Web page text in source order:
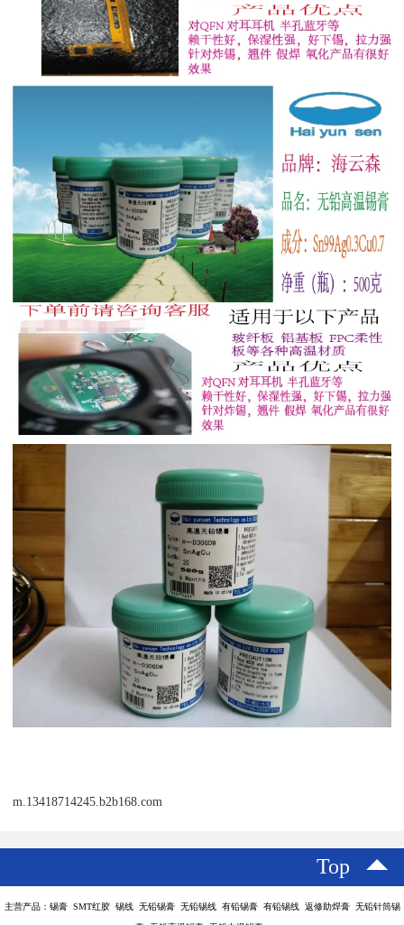
m.13418714245.b2b168.com
Top
主营产品：锡膏 SMT红胶 锡线 无铅锡膏 无铅锡线 有铅锡膏 有铅锡线 返修助焊膏 无铅针筒锡